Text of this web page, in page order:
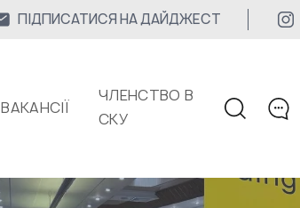
ПІДПИСАТИСЯ НА ДАЙДЖЕСТ
ВАКАНСІЇ
ЧЛЕНСТВО В
СКУ
КОНТАКТИ